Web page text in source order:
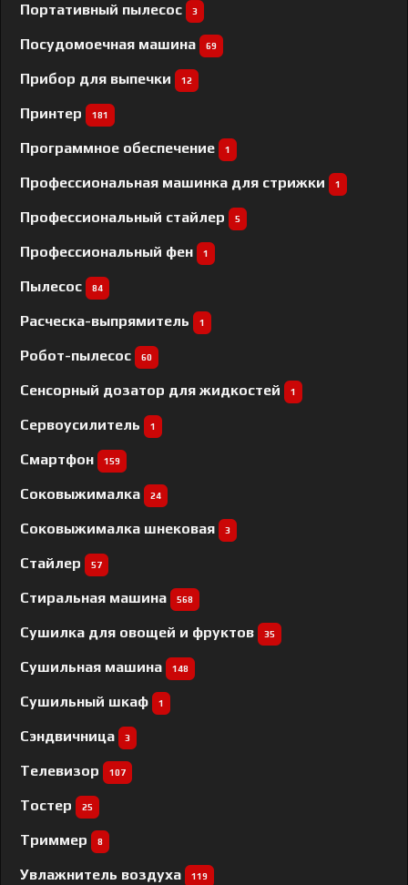
Портативный пылесос 3
Посудомоечная машина 69
Прибор для выпечки 12
Принтер 181
Программное обеспечение 1
Профессиональная машинка для стрижки 1
Профессиональный cтайлер 5
Профессиональный фен 1
Пылесос 84
Расческа-выпрямитель 1
Робот-пылесос 60
Сенсорный дозатор для жидкостей 1
Сервоусилитель 1
Смартфон 159
Соковыжималка 24
Соковыжималка шнековая 3
Стайлер 57
Стиральная машина 568
Сушилка для овощей и фруктов 35
Сушильная машина 148
Сушильный шкаф 1
Сэндвичница 3
Телевизор 107
Тостер 25
Триммер 8
Увлажнитель воздуха 119